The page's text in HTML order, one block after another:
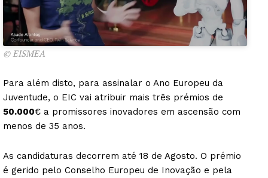
© EISMEA
Para além disto, para assinalar o Ano Europeu da
Juventude, o EIC vai atribuir mais três prémios de
50.000€ a promissores inovadores em ascensão com
menos de 35 anos.
As candidaturas decorrem até 18 de Agosto. O prémio
é gerido pelo Conselho Europeu de Inovação e pela